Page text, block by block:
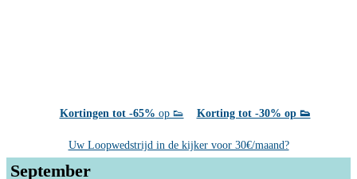
Kortingen tot -65% op 👟 Korting tot -30% op 👟
Uw Loopwedstrijd in de kijker voor 30€/maand?
September